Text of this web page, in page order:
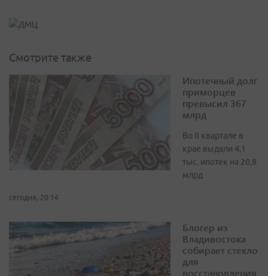
Смотрите также
Ипотечный долг
приморцев
превысил 367
млрд
Во II квартале в
крае выдали 4,1
тыс. ипотек на 20,8
млрд
сегодня, 20:14
Блогер из
Владивостока
собирает стекло
для
восстановления